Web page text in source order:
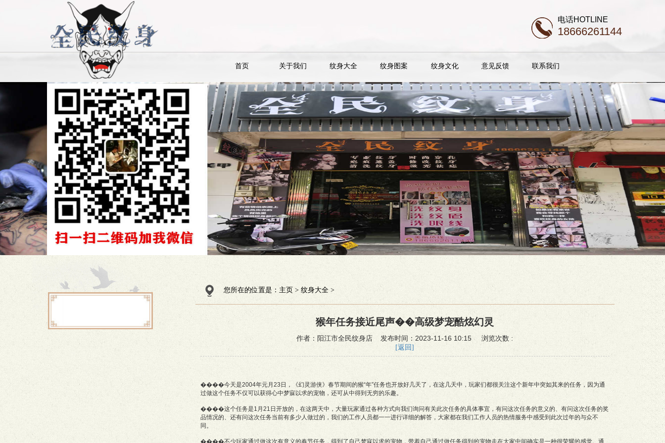
电话HOTLINE
18666261144
首页 关于我们 纹身大全 纹身图案 纹身文化 意见反馈 联系我们
您所在的位置是： 主页> 纹身大全>
猴年任务接近尾声��高级梦宠酷炫幻灵
作者：阳江市全民纹身店 发布时间：2023-11-16 10:15 浏览次数 :
[返回]
����今天是2004年元月23日，《幻灵游侠》春节期间的猴“年”任务也开放好几天了，在这几天中，玩家们都很关注这个新年中突如其来的任务，因为通
过做这个任务不仅可以获得心中梦寐以求的宠物，还可从中得到无穷的乐趣。
����这个任务是1月21日开放的，在这两天中，大量玩家通过各种方式向我们询问有关此次任务的具体事宜，有问这次任务的意义的、有问这次任务的奖
品情况的、还有问这次任务当前有多少人做过的，我们的工作人员都一一进行详细的解答，大家都在我们工作人员的热情服务中感受到此次过年的与众不
同。
����不少玩家通过做这次有意义的春节任务，得到了自己梦寐以求的宠物，带着自己通过做任务得到的宠物走在大家中间确实是一种很荣耀的感觉。通